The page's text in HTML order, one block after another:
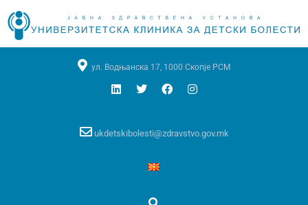
ул. Водњанска 17, 1000 Скопје РСМ
ukdetskibolesti@zdravstvo.gov.mk